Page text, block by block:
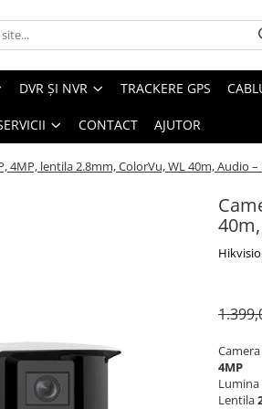
DVR ȘI NVR TRACKERE GPS
CONTACT AJUTOR
4MP, lentila 2.8mm, ColorVu, WL 40m, Audio –
4MP
Lumina
Lentila